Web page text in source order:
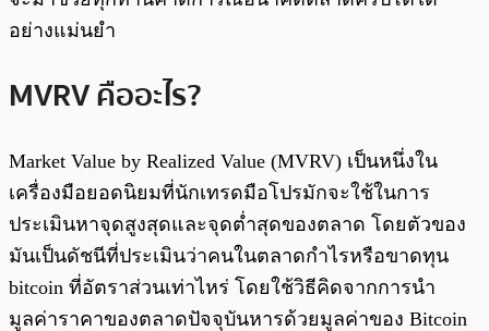
อย่างแม่นยำ
MVRV คืออะไร?
Market Value by Realized Value (MVRV) เป็นหนึ่งใน
เครื่องมือยอดนิยมที่นักเทรดมือโปรมักจะใช้ในการ
ประเมินหาจุดสูงสุดและจุดต่ำสุดของตลาด โดยตัวของ
มันเป็นดัชนีที่ประเมินว่าคนในตลาดกำไรหรือขาดทุน
bitcoin ที่อัตราส่วนเท่าไหร่ โดยใช้วิธีคิดจากการนำ
มูลค่าราคาของตลาดปัจจุบันหารด้วยมูลค่าของ Bitcoin